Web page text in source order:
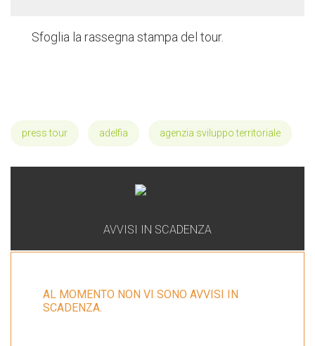
Sfoglia la rassegna stampa del tour.
press tour adelfia agenzia sviluppo territoriale
AVVISI IN SCADENZA
AL MOMENTO NON VI SONO AVVISI IN
SCADENZA.